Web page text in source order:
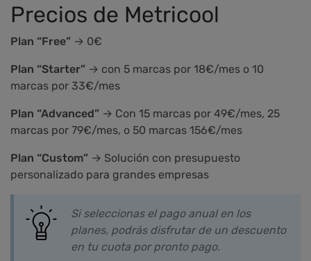
Precios de Metricool
Plan “Free” → 0€
Plan “Starter” → con 5 marcas por 18€/mes o 10
marcas por 33€/mes
Plan “Advanced” → Con 15 marcas por 49€/mes, 25
marcas por 79€/mes, o 50 marcas 156€/mes
Plan “Custom” → Solución con presupuesto
personalizado para grandes empresas
Si seleccionas el pago anual en los
planes, podrás disfrutar de un descuento
en tu cuota por pronto pago.